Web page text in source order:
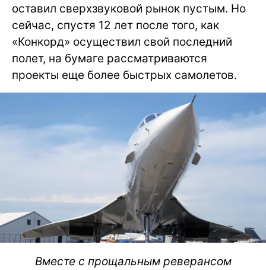
оставил сверхзвуковой рынок пустым. Но
сейчас, спустя 12 лет после того, как
«Конкорд» осуществил свой последний
полет, на бумаге рассматриваются
проекты еще более быстрых самолетов.
Вместе с прощальным реверансом